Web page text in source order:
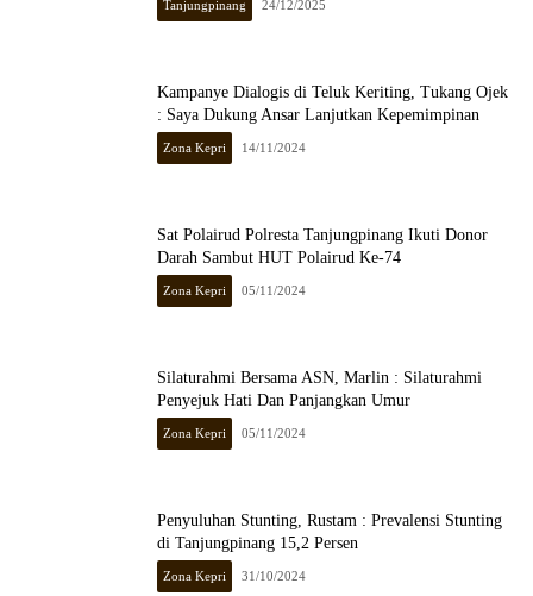
Tanjungpinang 24/12/2025
Kampanye Dialogis di Teluk Keriting, Tukang Ojek
: Saya Dukung Ansar Lanjutkan Kepemimpinan
Zona Kepri 14/11/2024
Sat Polairud Polresta Tanjungpinang Ikuti Donor
Darah Sambut HUT Polairud Ke-74
Zona Kepri 05/11/2024
Silaturahmi Bersama ASN, Marlin : Silaturahmi
Penyejuk Hati Dan Panjangkan Umur
Zona Kepri 05/11/2024
Penyuluhan Stunting, Rustam : Prevalensi Stunting
di Tanjungpinang 15,2 Persen
Zona Kepri 31/10/2024